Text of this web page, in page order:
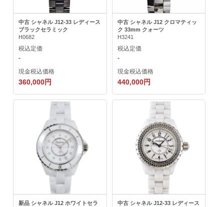
中古 シャネル J12-33 レディース
ブラックセラミック
H0682
税込定価
-
現金税込価格
360,000円
中古 シャネル J12 クロマティッ
ク 33mm クォーツ
H3241
税込定価
-
現金税込価格
440,000円
新品 シャネル J12 ホワイトセラ
中古 シャネル J12-33 レディース